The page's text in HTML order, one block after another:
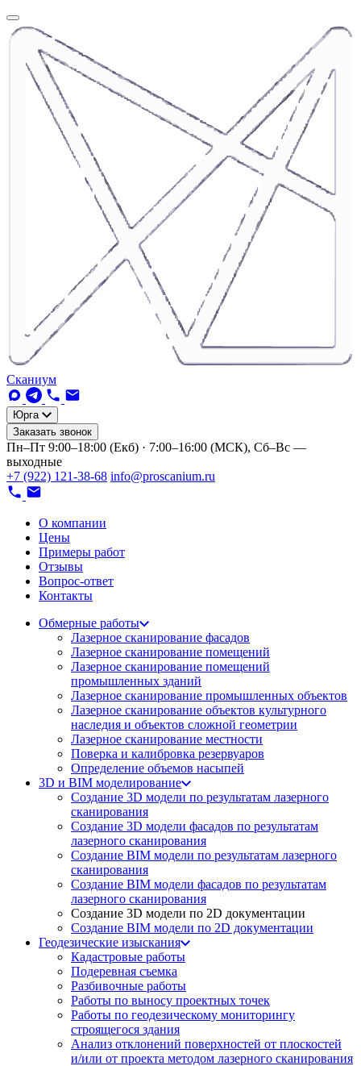
Сканиум
Юрга
Заказать звонок
Пн–Пт 9:00–18:00 (Екб) · 7:00–16:00 (МСК), Сб–Вс —
выходные
+7 (922) 121-38-68 info@proscanium.ru
О компании
Цены
Примеры работ
Отзывы
Вопрос-ответ
Контакты
Обмерные работы
Лазерное сканирование фасадов
Лазерное сканирование помещений
Лазерное сканирование помещений
промышленных зданий
Лазерное сканирование промышленных объектов
Лазерное сканирование объектов культурного
наследия и объектов сложной геометрии
Лазерное сканирование местности
Поверка и калибровка резервуаров
Определение объемов насы​​пей
3D и BIM моделирование
Создание 3D модели по результатам лазерного
сканирования
Создание 3D модели фасадов по результатам
лазерного сканирования
Создание BIM модели по результатам лазерного
сканирования
Создание BIM модели фасадов по результатам
лазерного сканирования
Создание 3D модели по 2D документации
Создание BIM модели по 2D документации
Геодезические изыскания
Кадастровые работы
Подеревная съемка
Разбивочные работы
Работы по выносу проектных точек
Работы по геодезическому мониторингу
строящегося здания
Анализ отклонений поверхностей от плоскостей
и/или от проекта методом лазерного сканирования